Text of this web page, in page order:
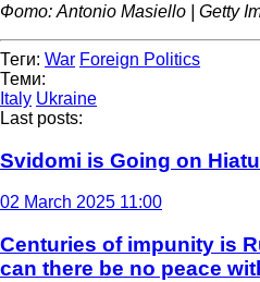
Фото: Antonio Masiello | Getty
Теги: War Foreign Politics
Теми:
Italy Ukraine
Last posts:
Svidomi is Going on
02 March 2025 11:00
Centuries of impunity is
can there be no peace